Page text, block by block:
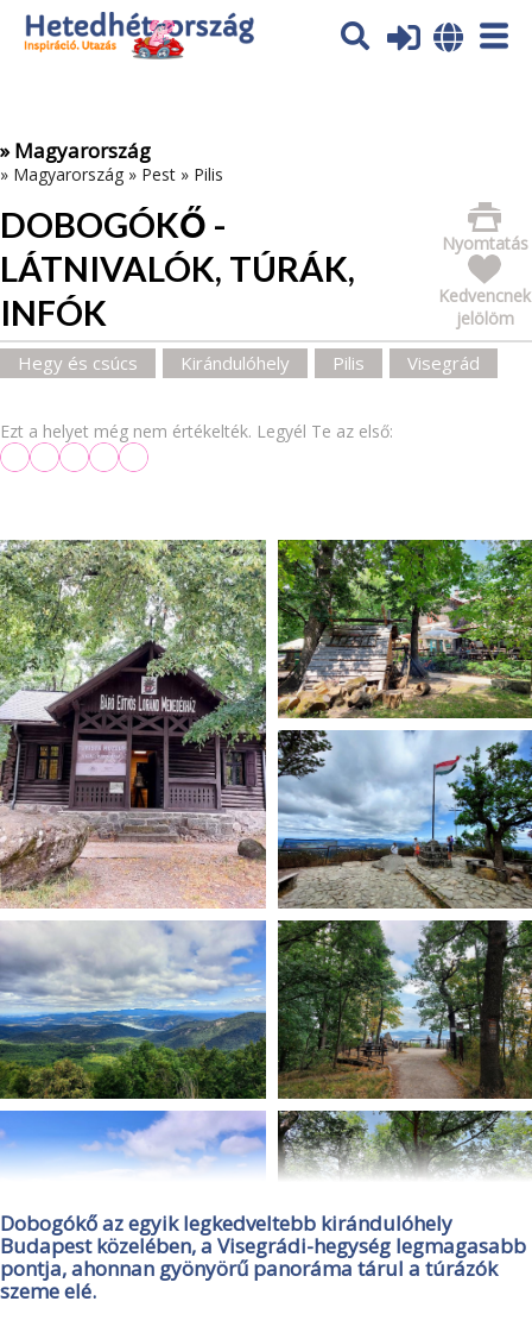
Az oldal sütiket (cookies) használ. További tájékoztatás itt:
Adatvédelmi tájékoztató
» Magyarország
» Magyarország » Pest » Pilis
DOBOGÓKŐ -
LÁTNIVALÓK, TÚRÁK,
INFÓK
Nyomtatás
Kedvencnek
jelölöm
Hegy és csúcs Kirándulóhely Pilis Visegrád
Ezt a helyet még nem értékelték. Legyél Te az első:
Dobogókő az egyik legkedveltebb kirándulóhely
Budapest közelében, a Visegrádi-hegység legmagasabb
pontja, ahonnan gyönyörű panoráma tárul a túrázók
szeme elé.